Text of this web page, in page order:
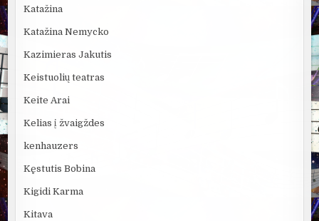
Katažina
Katažina Nemycko
Kazimieras Jakutis
Keistuolių teatras
Keite Arai
Kelias į žvaigždes
kenhauzers
Kęstutis Bobina
Kigidi Karma
Kitava